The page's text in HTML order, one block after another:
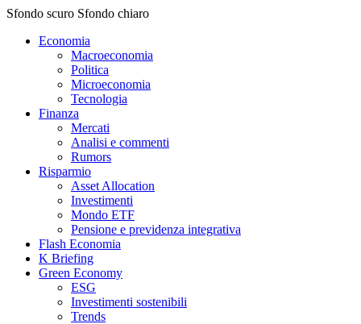
Sfondo scuro Sfondo chiaro
Economia
Macroeconomia
Politica
Microeconomia
Tecnologia
Finanza
Mercati
Analisi e commenti
Rumors
Risparmio
Asset Allocation
Investimenti
Mondo ETF
Pensione e previdenza integrativa
Flash Economia
K Briefing
Green Economy
ESG
Investimenti sostenibili
Trends